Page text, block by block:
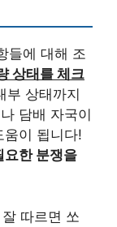
들에 대해 조
상태를 체크
부 상태까지
담배 자국이
움이 됩니다!
요한 분쟁을
따르면 쏘